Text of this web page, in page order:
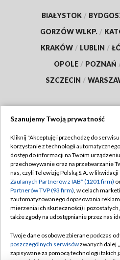
BIAŁYSTOK /
GORZÓW WLKP. /
KRAKÓW / LUBLIN /
OPOLE / POZNAŃ
SZCZECIN /
TVP
Abonament TVP
Emisja w TVP
Centrum informacji TVP
Naziemna Telewizja Cyfrowa
Rada Programowa
Polityka
Moje
Szanujemy Twoją prywatność
Kliknij "Akceptuję i przechodzę do
korzystanie z technologii
dostęp do informacji na Twoim
przechowywanie oraz na przetwarzanie
nas, czyli Telewizję Polską S.A. w
Zaufanych Partnerów z IAB* (1201 firm)
Partnerów TVP (93 firm), w celach
zautomatyzowanego dopasowania
mierzenia ich skuteczności) i
także zgody na udostępnianie przez nas
Twoje dane osobowe zbierane podczas
poszczególnych serwisówzwanych dalej
zapisywane za pomocą technologii takich